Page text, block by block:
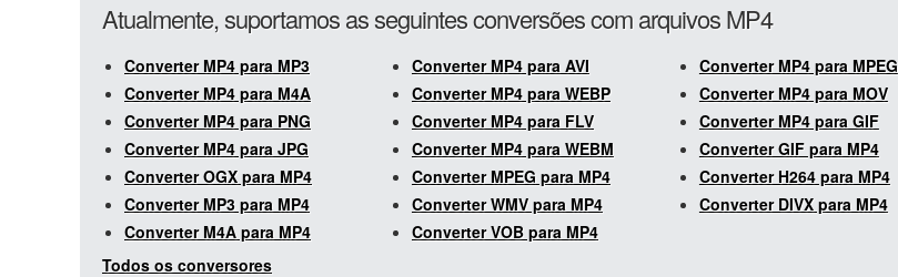
Atualmente, suportamos as seguintes conversões com arquivos MP4
Converter MP4 para MP3 Converter MP4 para AVI
Converter MP4 para MPEG
Converter MP4 para M4A
Converter MP4 para WEBP
Converter MP4 para MOV
Converter MP4 para PNG
Converter MP4 para FLV
Converter MP4 para GIF
Converter MP4 para JPG
Converter MP4 para WEBM
Converter GIF para MP4
Converter OGX para MP4
Converter MPEG para MP4
Converter H264 para MP4
Converter MP3 para MP4
Converter WMV para MP4
Converter DIVX para MP4
Converter M4A para MP4
Converter VOB para MP4
Todos os conversores